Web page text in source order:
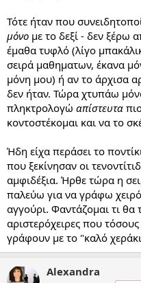
Τότε ήταν που
μόνο με το δεξί - δεν ξέρω
έμαθα τυφλό (λίγο
σειρά μαθηματων, έκανα
μόνη μου) ή αν το άρχισα
δεν ήταν. Τώρα χτυπάω
πληκτρολογώ απίστευτα
κοντοστέκομαι και να το
Ήδη είχα περάσει το
που ξεκίνησαν οι
αμφιδέξια. Ήρθε τώρα η
παλεύω για να γράφω
αγγούρι. Φαντάζομαι τι θα
αριστερόχειρες που
γράφουν με το "καλό
Alexandra